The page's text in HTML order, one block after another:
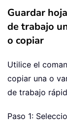
Guardar
de trabajo
o copiar
Utilice el
copiar una o
de trabajo
Paso 1: